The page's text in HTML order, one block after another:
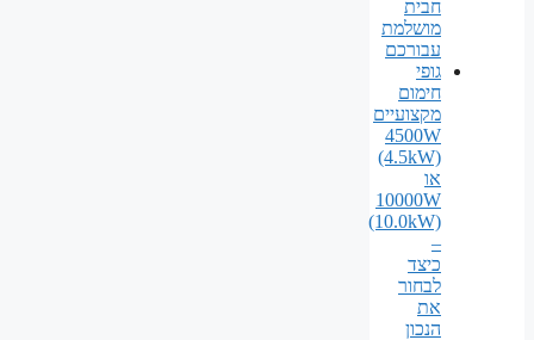
חבית
מושלמת
עבורכם
גופי
חימום
מקצועיים
4500W
(4.5kW)
או
10000W
(10.0kW)
–
כיצד
לבחור
את
הנכון